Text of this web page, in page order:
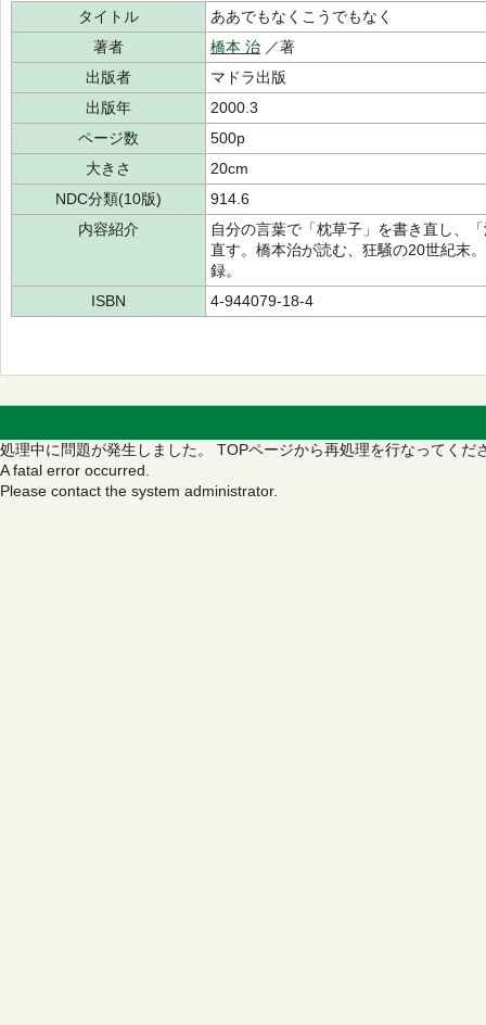
タイトル
ああでもなくこうでもなく
著者
橋本 治 ／著
出版者
マドラ出版
出版年
2000.3
ページ数
500p
大きさ
20cm
NDC分類(10版)
914.6
内容紹介
自分の言葉で「枕草子」を書き直し、
直す。橋本治が読む、狂騒の20世紀末
録。
ISBN
4-944079-18-4
処理中に問題が発生しました。 TOPページから再処理を行なってくだ
A fatal error occurred.
Please contact the system administrator.